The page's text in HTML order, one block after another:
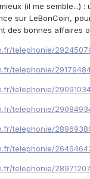
(il me semble...) :
sur LeBonCoin,
des bonnes affaires
telephonie/
telephonie/
telephonie/
telephonie/
telephonie/
telephonie/
telephonie/